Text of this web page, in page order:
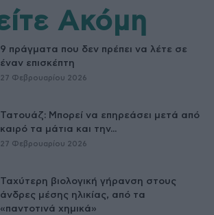
Ακόμη
9 πράγματα που δεν πρέπει να λέτε σε
έναν επισκέπτη
27 Φεβρουαρίου 2026
Τατουάζ: Μπορεί να επηρεάσει μετά από
καιρό τα μάτια και την...
27 Φεβρουαρίου 2026
Ταχύτερη βιολογική γήρανση στους
άνδρες μέσης ηλικίας, από τα
«παντοτινά χημικά»